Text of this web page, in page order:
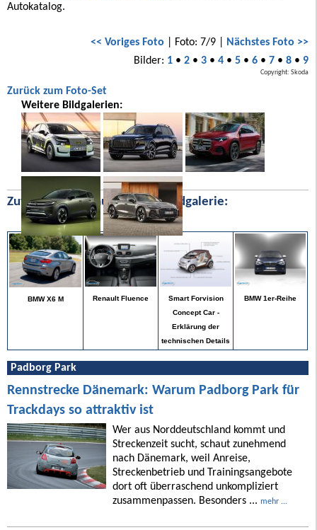
Autokatalog.
<< Voriges Foto | Foto: 7/9 | Nächstes Foto >>
Bilder: 1• 2• 3• 4• 5• 6• 7• 8• 9
Copyright: Skoda
Zurück zum Foto-Set
Weitere Bildgalerien:
Zufällige Bilder aus unserer Bildgalerie:
BMW X6 M Renault Fluence
Smart Forvision
Concept Car -
Erklärung der
technischen Details
BMW 1er-Reihe
Padborg Park
Rennstrecke Dänemark: Warum Padborg Park für
Trackdays so attraktiv ist
Wer aus Norddeutschland kommt und
Streckenzeit sucht, schaut zunehmend
nach Dänemark, weil Anreise,
Streckenbetrieb und Trainingsangebote
dort oft überraschend unkompliziert
zusammenpassen. Besonders ... mehr ...